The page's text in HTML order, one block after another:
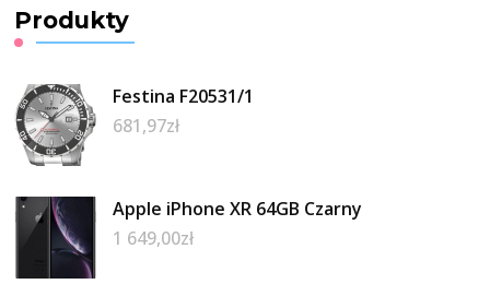
Produkty
Festina F20531/1
681,97zł
Apple iPhone XR 64GB Czarny
1 649,00zł